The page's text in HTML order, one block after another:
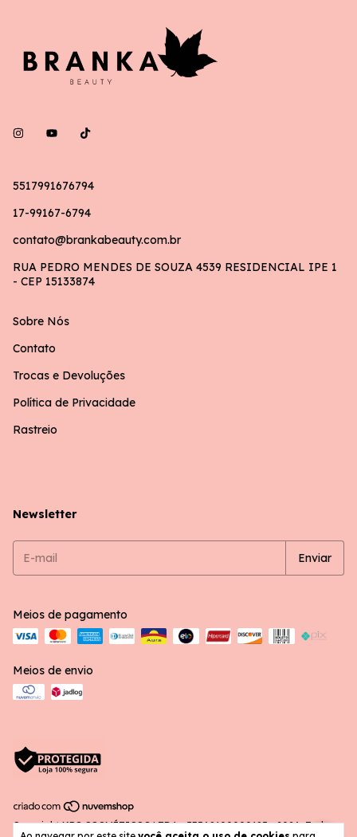
5517991676794
17-99167-6794
contato@brankabeauty.com.br
RUA PEDRO MENDES DE SOUZA 4539 RESIDENCIAL IPE 1
- CEP 15133874
Sobre Nós
Contato
Trocas e Devoluções
Política de Privacidade
Rastreio
Newsletter
Meios de pagamento
Meios de envio
Copyright KRS COSMÉTICOS LTDA - 53568100000185 - 2026. Todos